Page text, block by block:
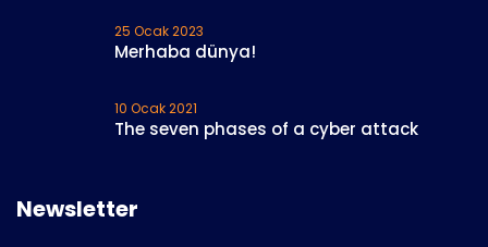
25 Ocak 2023
Merhaba dünya!
10 Ocak 2021
The seven phases of a cyber attack
Newsletter